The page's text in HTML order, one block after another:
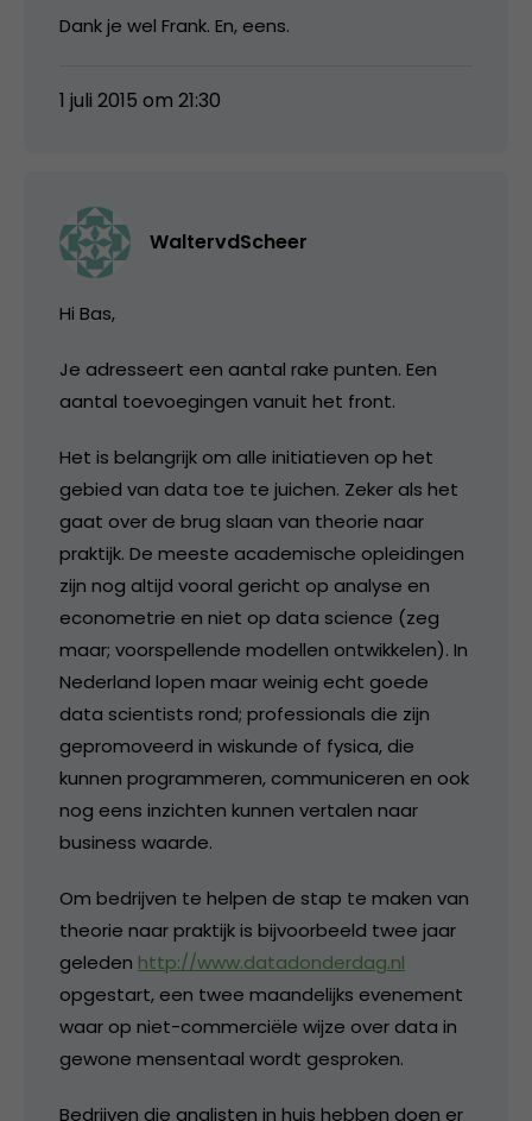
Dank je wel Frank. En, eens.
1 juli 2015 om 21:30
WaltervdScheer
Hi Bas,
Je adresseert een aantal rake punten. Een
aantal toevoegingen vanuit het front.
Het is belangrijk om alle initiatieven op het
gebied van data toe te juichen. Zeker als het
gaat over de brug slaan van theorie naar
praktijk. De meeste academische opleidingen
zijn nog altijd vooral gericht op analyse en
econometrie en niet op data science (zeg
maar; voorspellende modellen ontwikkelen). In
Nederland lopen maar weinig echt goede
data scientists rond; professionals die zijn
gepromoveerd in wiskunde of fysica, die
kunnen programmeren, communiceren en ook
nog eens inzichten kunnen vertalen naar
business waarde.
Om bedrijven te helpen de stap te maken van
theorie naar praktijk is bijvoorbeeld twee jaar
geleden http://www.datadonderdag.nl
opgestart, een twee maandelijks evenement
waar op niet-commerciële wijze over data in
gewone mensentaal wordt gesproken.
Bedrijven die analisten in huis hebben doen er